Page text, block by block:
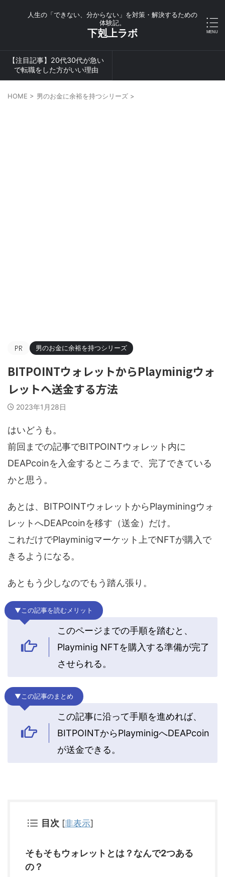
人生の「できない、分からない」を対策・解決するための
体験記。
下剋上ラボ
【注目記事】20代30代が急い
で転職をした方がいい理由
HOME > 男のお金に余裕を持つシリーズ >
男のお金に余裕を持つシリーズ
BITPOINTウォレットからPlayminigウォ
レットへ送金する方法
2023年1月28日
はいどうも。
前回までの記事でBITPOINTウォレット内に
DEAPcoinを入金するところまで、完了できている
かと思う。
あとは、BITPOINTウォレットからPlayminingウォ
レットへDEAPcoinを移す（送金）だけ。
これだけでPlayminigマーケット上でNFTが購入で
きるようになる。
あともう少しなのでもう踏ん張り。
▼この記事を読むメリット
このページまでの手順を踏むと、
Playminig NFTを購入する準備が完了
させられる。
▼この記事のまとめ
この記事に沿って手順を進めれば、
BITPOINTからPlayminigへDEAPcoin
が送金できる。
目次 [非表示]
そもそもウォレットとは？なんで2つある
の？